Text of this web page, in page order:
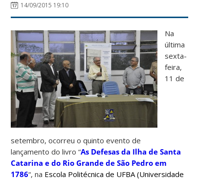
14/09/2015 19:10
Na
última
sexta-
feira,
11 de
setembro, ocorreu o quinto evento de
lançamento do livro “As Defesas da Ilha de Santa
Catarina e do Rio Grande de São Pedro em
1786“, na Escola Politécnica de UFBA (Universidade